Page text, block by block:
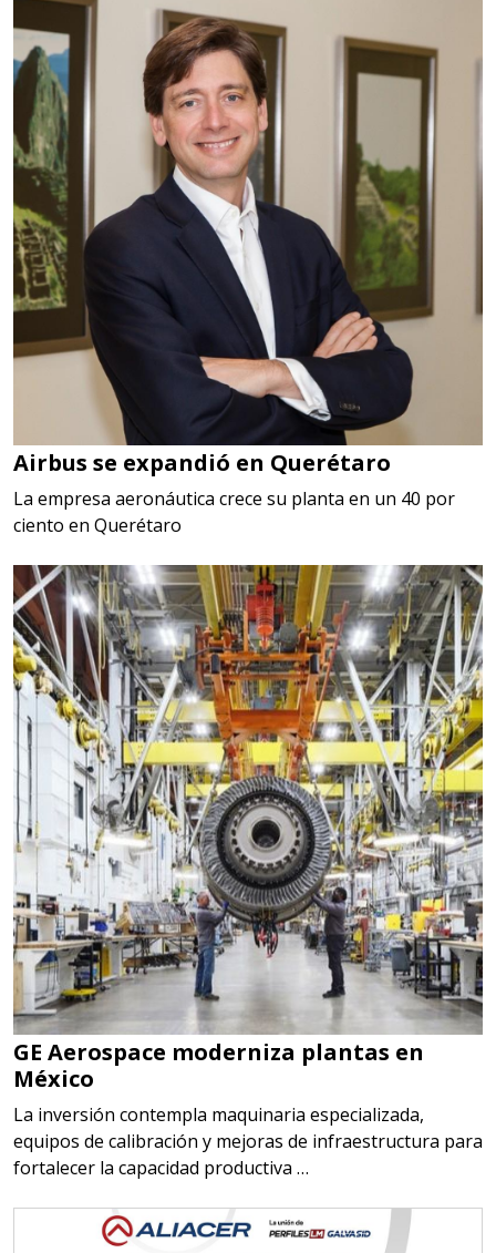
Airbus se expandió en Querétaro
La empresa aeronáutica crece su planta en un 40 por
ciento en Querétaro
GE Aerospace moderniza plantas en
México
La inversión contempla maquinaria especializada,
equipos de calibración y mejoras de infraestructura para
fortalecer la capacidad productiva …